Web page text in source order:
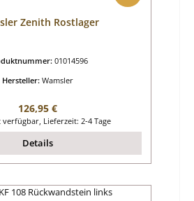
Zenith Rostlager
01014596
Hersteller: Wamsler
Regulärer Preis:
126,95 €
Lieferzeit: 2-4 Tage
Details